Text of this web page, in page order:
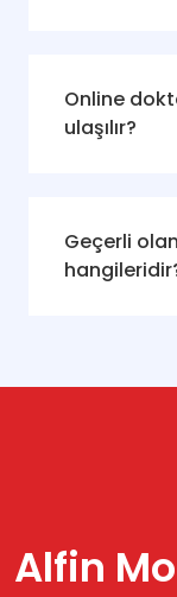
Online
ulaşılır?
Geçerli
Alfin